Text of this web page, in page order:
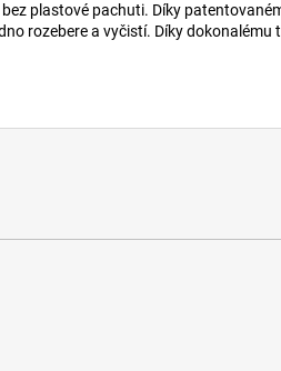
plastové pachuti. Díky
rozebere a vyčistí. Díky dokonalému